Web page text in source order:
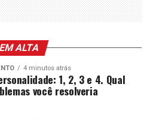
EM ALTA
4 minutos atrás
1, 2, 3 e 4. Qual
você resolveria